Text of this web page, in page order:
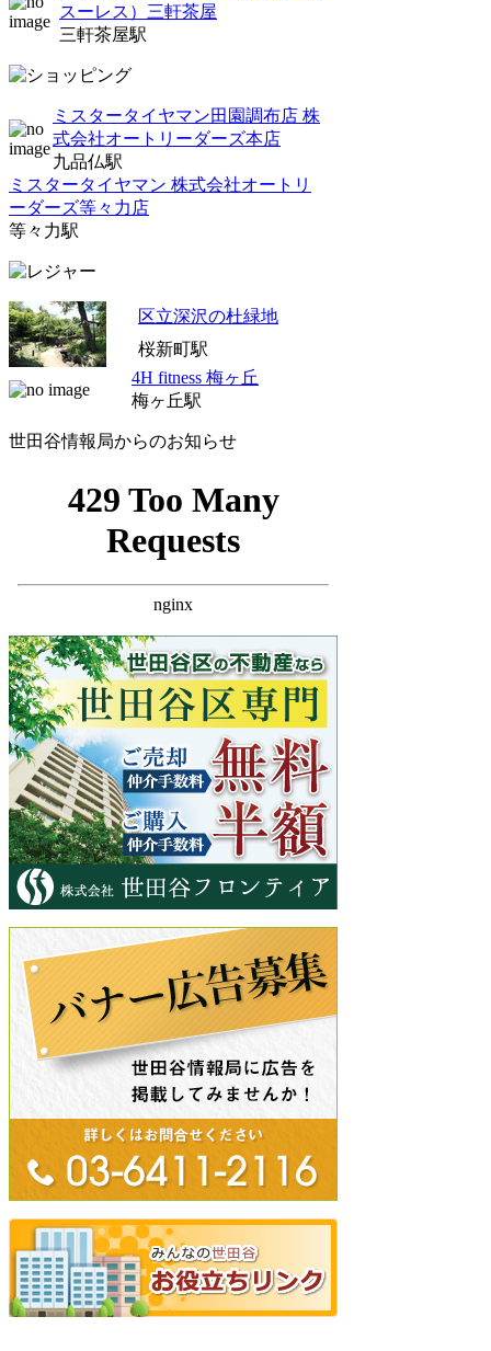
スーレス）三軒茶屋
三軒茶屋駅
ミスタータイヤマン田園調布店 株
式会社オートリーダーズ本店
九品仏駅
ミスタータイヤマン 株式会社オートリ
ーダーズ等々力店
等々力駅
区立深沢の杜緑地
桜新町駅
4H fitness 梅ヶ丘
梅ヶ丘駅
世田谷情報局からのお知らせ